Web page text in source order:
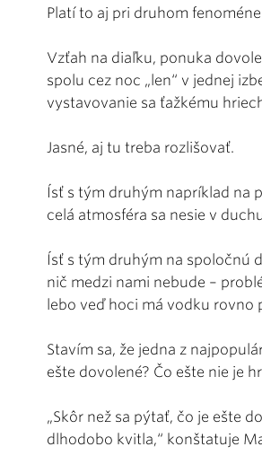
Platí to aj pri druhom
Vzťah na diaľku, ponuka
spolu cez noc „len“ v jednej
vystavovanie sa ťažkému
Jasné, aj tu treba rozlišovať.
Ísť s tým druhým napríklad na
celá atmosféra sa nesie v
Ísť s tým druhým na spoločnú
nič medzi nami nebude –
lebo veď hoci má vodku rovno
Stavím sa, že jedna z
ešte dovolené? Čo ešte nie je
„Skôr než sa pýtať, čo je ešte
dlhodobo kvitla,“ konštatuje